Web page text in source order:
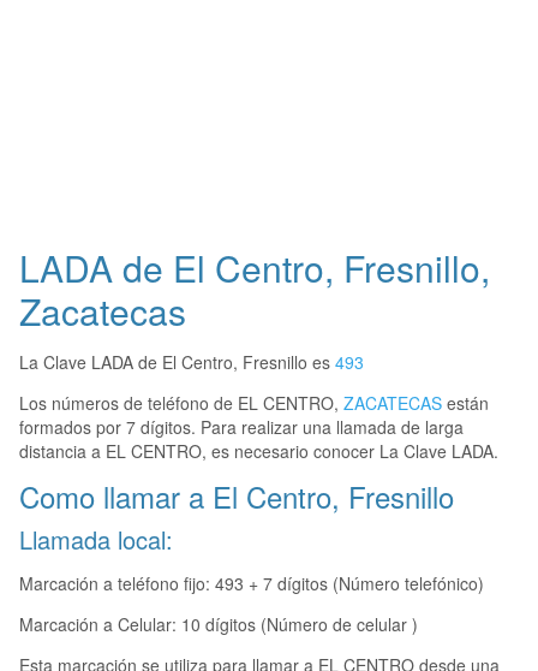
LADA de El Centro, Fresnillo,
Zacatecas
La Clave LADA de El Centro, Fresnillo es 493
Los números de teléfono de EL CENTRO, ZACATECAS están
formados por 7 dígitos. Para realizar una llamada de larga
distancia a EL CENTRO, es necesario conocer La Clave LADA.
Como llamar a El Centro, Fresnillo
Llamada local:
Marcación a teléfono fijo: 493 + 7 dígitos (Número telefónico)
Marcación a Celular: 10 dígitos (Número de celular )
Esta marcación se utiliza para llamar a EL CENTRO desde una